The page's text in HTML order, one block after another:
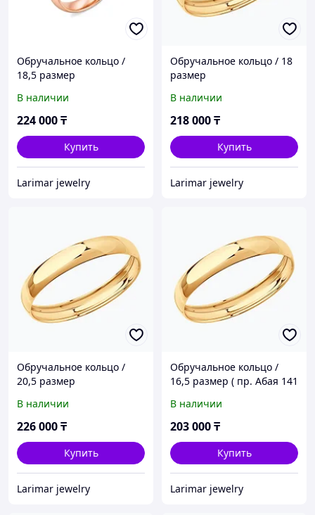
Обручальное кольцо /
18,5 размер
В наличии
224 000₸
Купить
Larimar jewelry
Обручальное кольцо / 18
размер
В наличии
218 000₸
Купить
Larimar jewelry
Обручальное кольцо /
20,5 размер
В наличии
226 000₸
Купить
Larimar jewelry
Обручальное кольцо /
16,5 размер ( пр. Абая 141
В наличии
203 000₸
Купить
Larimar jewelry